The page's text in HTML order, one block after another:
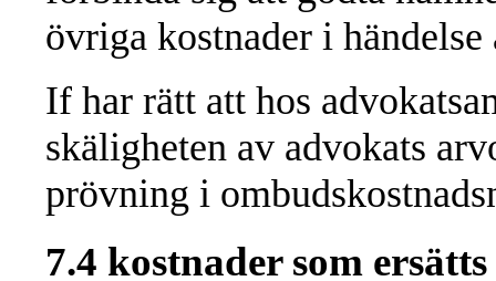
övriga kostnader i
If har rätt att hos
skäligheten av advokats
prövning i
7.4 kostnader som ersätts